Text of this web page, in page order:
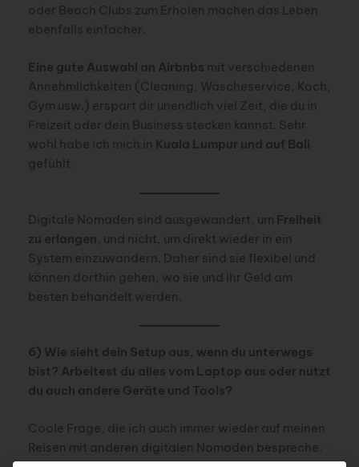
oder Beach Clubs zum Erholen machen das Leben
ebenfalls einfacher.
Eine gute Auswahl an Airbnbs mit verschiedenen
Annehmlichkeiten (Cleaning, Wäscheservice, Koch,
Gym usw.) erspart dir unendlich viel Zeit, die du in
Freizeit oder dein Business stecken kannst. Sehr
wohl habe ich mich in Kuala Lumpur und auf Bali
gefühlt.
Digitale Nomaden sind ausgewandert, um Freiheit
zu erlangen , und nicht, um direkt wieder in ein
System einzuwandern. Daher sind sie flexibel und
können dorthin gehen, wo sie und ihr Geld am
besten behandelt werden.
6) Wie sieht dein Setup aus, wenn du unterwegs
bist? Arbeitest du alles vom Laptop aus oder nutzt
du auch andere Geräte und Tools?
Coole Frage, die ich auch immer wieder auf meinen
Reisen mit anderen digitalen Nomaden bespreche.